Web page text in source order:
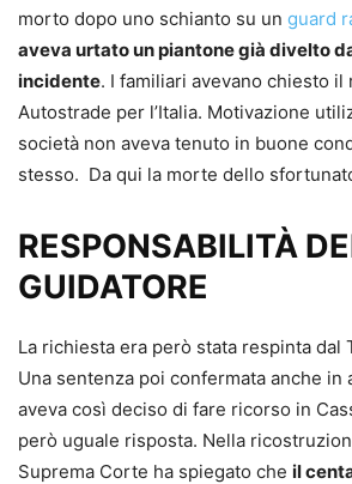
morto dopo uno schianto su un guard
aveva urtato un piantone già divelto
incidente. I familiari avevano chiesto il
Autostrade per l’Italia. Motivazione
società non aveva tenuto in buone
stesso. Da qui la morte dello
RESPONSABILITÀ
GUIDATORE
La richiesta era però stata respinta dal
Una sentenza poi confermata anche in
aveva così deciso di fare ricorso in
però uguale risposta. Nella
Suprema Corte ha spiegato che il